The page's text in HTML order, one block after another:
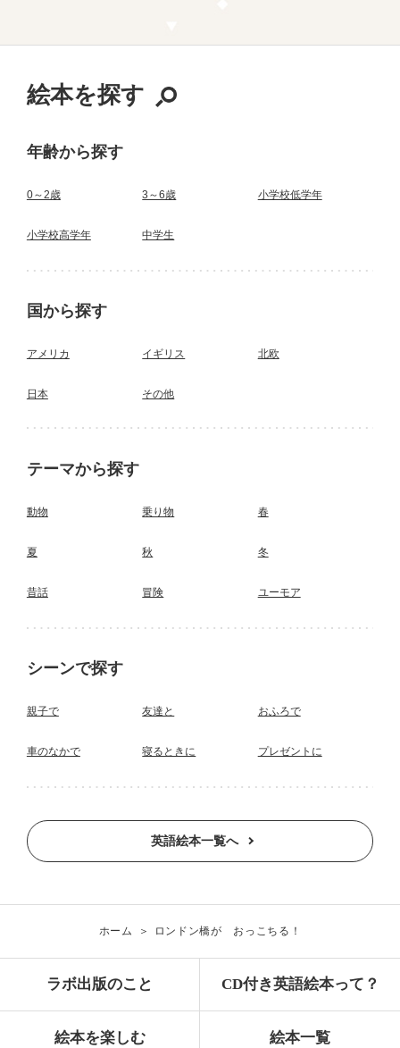
絵本を探す
年齢から探す
0～2歳 3～6歳 小学校低学年
小学校高学年 中学生
国から探す
アメリカ イギリス 北欧
日本 その他
テーマから探す
動物 乗り物 春
夏 秋 冬
昔話 冒険 ユーモア
シーンで探す
親子で 友達と おふろで
車のなかで 寝るときに プレゼントに
英語絵本一覧へ
ホーム ロンドン橋が おっこちる！
ラボ出版のこと CD付き英語絵本って？
絵本を楽しむ 絵本一覧